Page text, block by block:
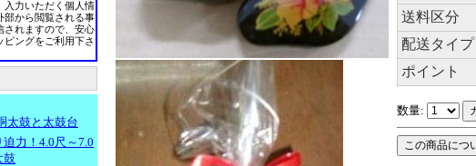
入力いただく個人情
部から閲覧される事
されますので、安心
ピングをご利用下さ
太鼓と太鼓台
力！4.0尺～7.0
鼓
送料区分
配送タイプ
ポイント
数量: